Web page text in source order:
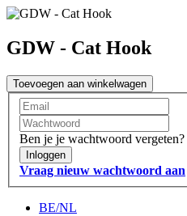
GDW - Cat Hook
Toevoegen aan winkelwagen
Ben je je wachtwoord vergeten?
Inloggen
Vraag nieuw wachtwoord aan
BE/NL